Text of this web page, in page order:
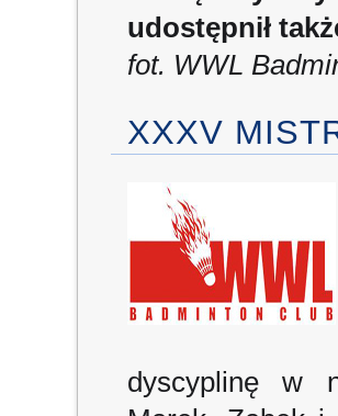
udostępnił
fot. WWL
XXXV
dyscyplinę w